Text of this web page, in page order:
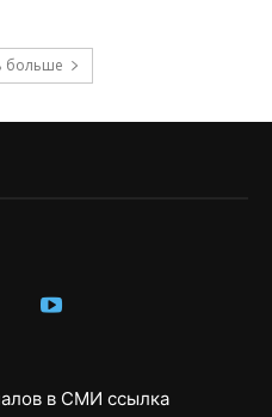
больше
в СМИ ссылка